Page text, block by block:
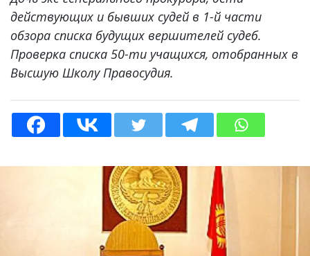
действующих и бывших судей в 1-й части
обзора списка будущих вершителей судеб.
Проверка списка 50-ти учащихся, отобранных в
Высшую Школу Правосудия.